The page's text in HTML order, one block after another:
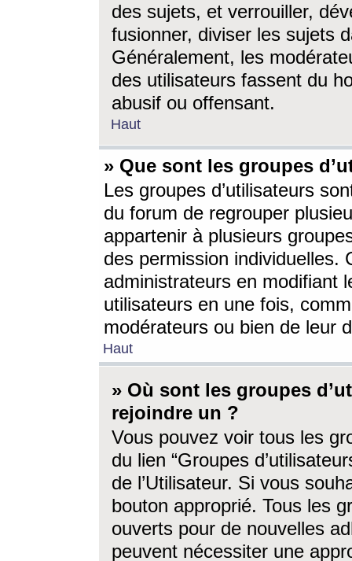
des sujets, et verrouiller,
fusionner, diviser les sujets
Généralement, les
des utilisateurs fassent du
abusif ou offensant.
Haut
» Que sont les groupes
Les groupes d’utilisateurs
du forum de regrouper
appartenir à plusieurs
des permission individuelles.
administrateurs en modifiant
utilisateurs en une fois,
modérateurs ou bien de leur
Haut
» Où sont les groupes
rejoindre un ?
Vous pouvez voir tous les
du lien “Groupes
de l’Utilisateur. Si vous
bouton approprié. Tous les
ouverts pour de nouvelles
peuvent nécessiter une